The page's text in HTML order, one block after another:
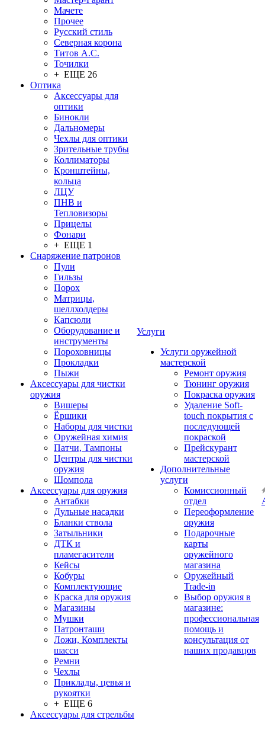
Мачете
Прочее
Русский стиль
Северная корона
Титов А.С.
Точилки
+ ЕЩЕ 26
Оптика
Аксессуары для
оптики
Бинокли
Дальномеры
Чехлы для оптики
Зрительные трубы
Коллиматоры
Кронштейны,
кольца
ЛЦУ
ПНВ и
Тепловизоры
Прицелы
Фонари
+ ЕЩЕ 1
Снаряжение патронов
Пули
Гильзы
Порох
Матрицы,
шеллхолдеры
Капсюли
Оборудование и
инструменты
Пороховницы
Прокладки
Пыжи
Аксессуары для чистки
оружия
Вишеры
Ёршики
Наборы для чистки
Оружейная химия
Патчи, Тампоны
Центры для чистки
оружия
Шомпола
Аксессуары для оружия
Антабки
Дульные насадки
Бланки ствола
Затыльники
ДТК и
пламегасители
Кейсы
Кобуры
Комплектующие
Краска для оружия
Магазины
Мушки
Патронташи
Ложи, Комплекты
шасси
Ремни
Чехлы
Приклады, цевья и
рукоятки
+ ЕЩЕ 6
Аксессуары для стрельбы
Услуги
Услуги оружейной
мастерской
Ремонт оружия
Тюнинг оружия
Покраска оружия
Удаление Soft-
touch покрытия с
последующей
покраской
Прейскурант
мастерской
Дополнительные
услуги
Комиссионный
отдел
Переоформление
оружия
Подарочные
карты
оружейного
магазина
Оружейный
Trade-in
Выбор оружия в
магазине:
профессиональная
помощь и
консультация от
наших продавцов